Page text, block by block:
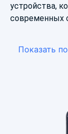
устройства,
современных
офисной
также
сканеры,
машины,
Показать